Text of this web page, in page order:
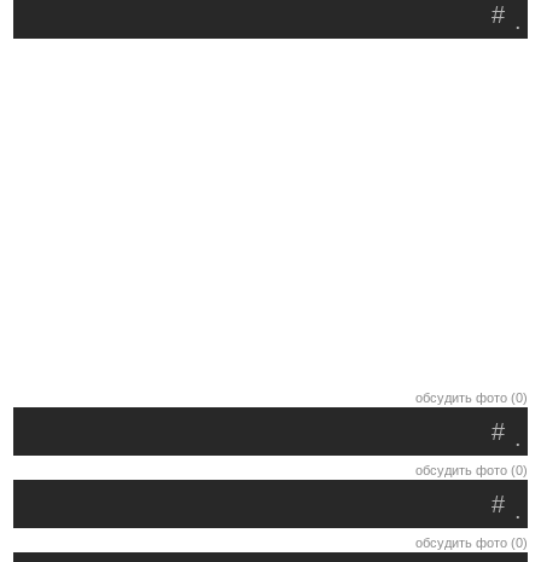
.
#
обсудить фото (0)
.
#
обсудить фото (0)
.
#
обсудить фото (0)